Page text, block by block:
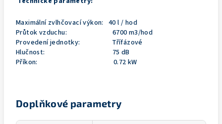
Maximální zvlhčovací výkon: 40 l / hod
Průtok vzduchu: 6700 m3/hod
Provedení jednotky: Třífázové
Hlučnost: 75 dB
Příkon: 0.72 kW
Doplňkové parametry